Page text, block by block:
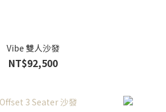
Vibe 雙人沙發
NT$92,500